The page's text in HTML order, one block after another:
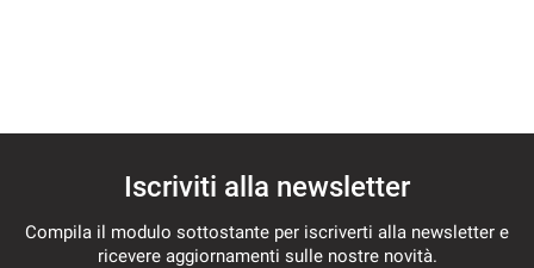
Iscriviti alla newsletter
Compila il modulo sottostante per iscriverti alla newsletter e
ricevere aggiornamenti sulle nostre novità.